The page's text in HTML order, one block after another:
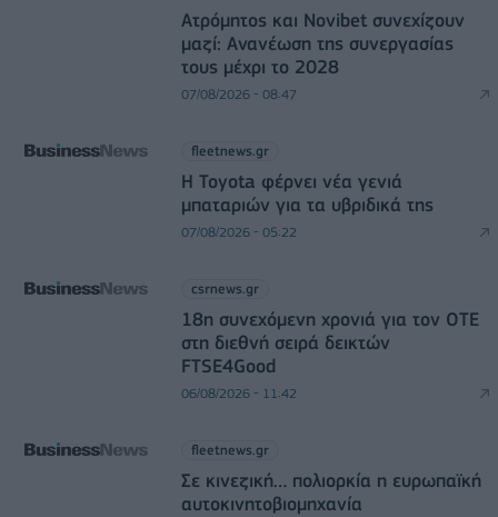
Ατρόμητος και Novibet συνεχίζουν
μαζί: Ανανέωση της συνεργασίας
τους μέχρι το 2028
07/08/2026 - 08:47
fleetnews.gr
Η Toyota φέρνει νέα γενιά
μπαταριών για τα υβριδικά της
07/08/2026 - 05:22
csrnews.gr
18η συνεχόμενη χρονιά για τον ΟΤΕ
στη διεθνή σειρά δεικτών
FTSE4Good
06/08/2026 - 11:42
fleetnews.gr
Σε κινεζική… πολιορκία η ευρωπαϊκή
αυτοκινητοβιομηχανία